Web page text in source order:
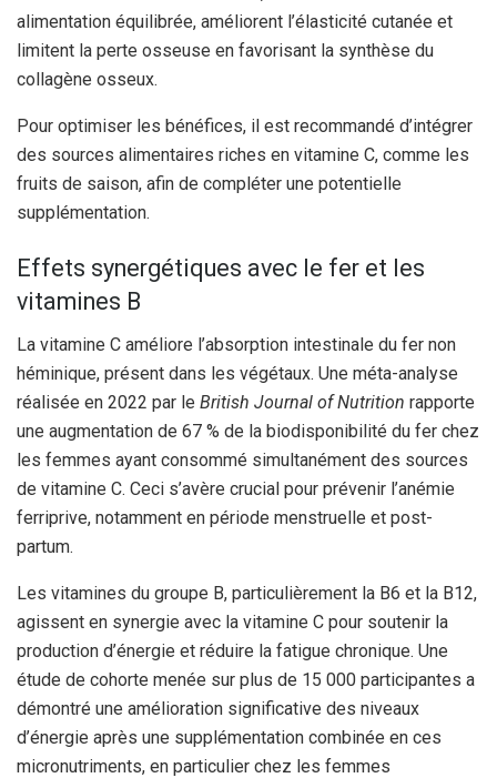
alimentation équilibrée, améliorent l’élasticité cutanée et
limitent la perte osseuse en favorisant la synthèse du
collagène osseux.
Pour optimiser les bénéfices, il est recommandé d’intégrer
des sources alimentaires riches en vitamine C, comme les
fruits de saison, afin de compléter une potentielle
supplémentation.
Effets synergétiques avec le fer et les
vitamines B
La vitamine C améliore l’absorption intestinale du fer non
héminique, présent dans les végétaux. Une méta-analyse
réalisée en 2022 par le British Journal of Nutrition rapporte
une augmentation de 67 % de la biodisponibilité du fer chez
les femmes ayant consommé simultanément des sources
de vitamine C. Ceci s’avère crucial pour prévenir l’anémie
ferriprive, notamment en période menstruelle et post-
partum.
Les vitamines du groupe B, particulièrement la B6 et la B12,
agissent en synergie avec la vitamine C pour soutenir la
production d’énergie et réduire la fatigue chronique. Une
étude de cohorte menée sur plus de 15 000 participantes a
démontré une amélioration significative des niveaux
d’énergie après une supplémentation combinée en ces
micronutriments, en particulier chez les femmes